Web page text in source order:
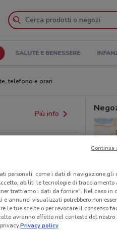
SALUTE E BENESSERE
telefono e orari
Più info
l’accuratezza
personali, come i dati di navigazione gli
abiliti le tecnologie di tracciamento
trattiamo i dati da fornire". Nel caso in
annunci visualizzati potrebbero non
le tue scelte o per revocare il consenso
avranno effetto nel contesto del nostro
Privacy policy
Continua